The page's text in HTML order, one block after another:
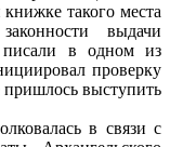
такого места
выдачи
в одном из
проверку
пришлось выступить
в связи с